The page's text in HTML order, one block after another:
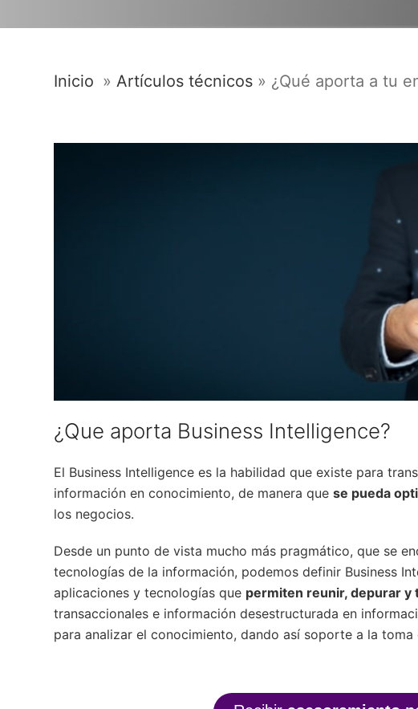
Inicio »Artículos técnicos » ¿Qué aporta a tu
¿Que aporta Business Intelligence?
El Business Intelligence es la habilidad que existe para
información en conocimiento, de manera quese pueda
los negocios.
Desde un punto de vista mucho más pragmático, que se
tecnologías de la información, podemos definir Business
aplicaciones y tecnologías que permiten reunir, depurar y
transaccionales e información desestructurada en
para analizar el conocimiento, dando así soporte a la